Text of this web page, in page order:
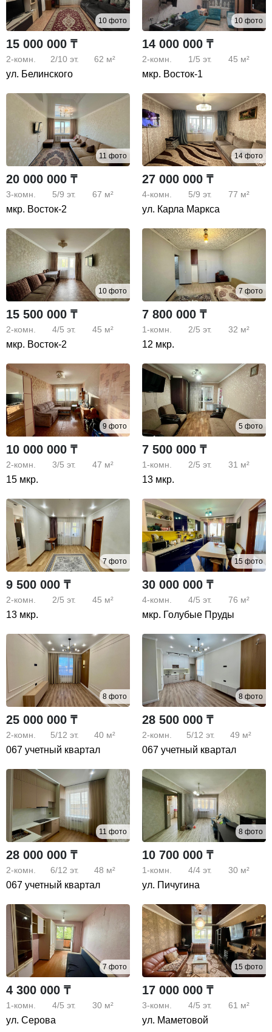
10 фото
15 000 000 ₸
2-комн. 2/10 эт. 62 м²
ул. Белинского
10 фото
14 000 000 ₸
2-комн. 1/5 эт. 45 м²
мкр. Восток-1
11 фото
20 000 000 ₸
3-комн. 5/9 эт. 67 м²
мкр. Восток-2
14 фото
27 000 000 ₸
4-комн. 5/9 эт. 77 м²
ул. Карла Маркса
10 фото
15 500 000 ₸
2-комн. 4/5 эт. 45 м²
мкр. Восток-2
7 фото
7 800 000 ₸
1-комн. 2/5 эт. 32 м²
12 мкр.
9 фото
10 000 000 ₸
2-комн. 3/5 эт. 47 м²
15 мкр.
5 фото
7 500 000 ₸
1-комн. 2/5 эт. 31 м²
13 мкр.
7 фото
9 500 000 ₸
2-комн. 2/5 эт. 45 м²
13 мкр.
15 фото
30 000 000 ₸
4-комн. 4/5 эт. 76 м²
мкр. Голубые Пруды
8 фото
25 000 000 ₸
2-комн. 5/12 эт. 40 м²
067 учетный квартал
8 фото
28 500 000 ₸
2-комн. 5/12 эт. 49 м²
067 учетный квартал
11 фото
28 000 000 ₸
2-комн. 6/12 эт. 48 м²
067 учетный квартал
8 фото
10 700 000 ₸
1-комн. 4/4 эт. 30 м²
ул. Пичугина
7 фото
4 300 000 ₸
1-комн. 4/5 эт. 30 м²
ул. Серова
15 фото
17 000 000 ₸
3-комн. 4/5 эт. 61 м²
ул. Маметовой